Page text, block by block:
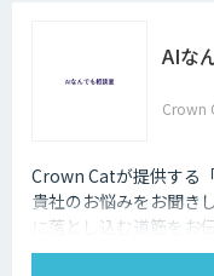
AIな
Crown
Crown Catが提供する
貴社のお悩みをお聞き
に落とし込む道筋をお
最新の事例はもちろん